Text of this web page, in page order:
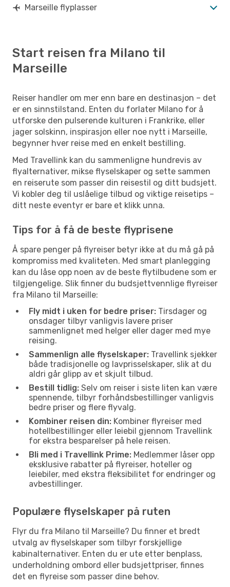
Marseille flyplasser
Start reisen fra Milano til
Marseille
Reiser handler om mer enn bare en destinasjon – det
er en sinnstilstand. Enten du forlater Milano for å
utforske den pulserende kulturen i Frankrike, eller
jager solskinn, inspirasjon eller noe nytt i Marseille,
begynner hver reise med en enkelt bestilling.
Med Travellink kan du sammenligne hundrevis av
flyalternativer, mikse flyselskaper og sette sammen
en reiserute som passer din reisestil og ditt budsjett.
Vi kobler deg til uslåelige tilbud og viktige reisetips –
ditt neste eventyr er bare et klikk unna.
Tips for å få de beste flyprisene
Å spare penger på flyreiser betyr ikke at du må gå på
kompromiss med kvaliteten. Med smart planlegging
kan du låse opp noen av de beste flytilbudene som er
tilgjengelige. Slik finner du budsjettvennlige flyreiser
fra Milano til Marseille:
Fly midt i uken for bedre priser: Tirsdager og
onsdager tilbyr vanligvis lavere priser
sammenlignet med helger eller dager med mye
reising.
Sammenlign alle flyselskaper: Travellink sjekker
både tradisjonelle og lavprisselskaper, slik at du
aldri går glipp av et skjult tilbud.
Bestill tidlig: Selv om reiser i siste liten kan være
spennende, tilbyr forhåndsbestillinger vanligvis
bedre priser og flere flyvalg.
Kombiner reisen din: Kombiner flyreiser med
hotellbestillinger eller leiebil gjennom Travellink
for ekstra besparelser på hele reisen.
Bli med i Travellink Prime: Medlemmer låser opp
eksklusive rabatter på flyreiser, hoteller og
leiebiler, med ekstra fleksibilitet for endringer og
avbestillinger.
Populære flyselskaper på ruten
Flyr du fra Milano til Marseille? Du finner et bredt
utvalg av flyselskaper som tilbyr forskjellige
kabinalternativer. Enten du er ute etter benplass,
underholdning ombord eller budsjettpriser, finnes
det en flyreise som passer dine behov.